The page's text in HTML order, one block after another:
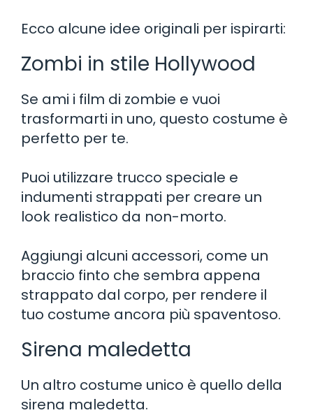
Ecco alcune idee originali per ispirarti:
Zombi in stile Hollywood
Se ami i film di zombie e vuoi
trasformarti in uno, questo costume è
perfetto per te.
Puoi utilizzare trucco speciale e
indumenti strappati per creare un
look realistico da non-morto.
Aggiungi alcuni accessori, come un
braccio finto che sembra appena
strappato dal corpo, per rendere il
tuo costume ancora più spaventoso.
Sirena maledetta
Un altro costume unico è quello della
sirena maledetta.